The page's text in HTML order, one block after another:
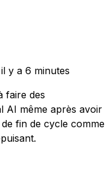
il y a 6 minutes
faire des
AI même après avoir
fin de cycle comme